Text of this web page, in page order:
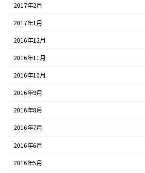
2017年2月
2017年1月
2016年12月
2016年11月
2016年10月
2016年9月
2016年8月
2016年7月
2016年6月
2016年5月